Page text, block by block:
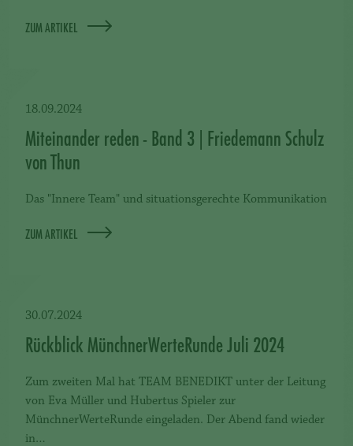
ZUM ARTIKEL
Miteinander reden - Band 3 | Friedemann Schulz
von Thun
Das "Innere Team" und situationsgerechte Kommunikation
ZUM ARTIKEL
18.09.2024
Rückblick MünchnerWerteRunde Juli 2024
Zum zweiten Mal hat TEAM BENEDIKT unter der Leitung
von Eva Müller und Hubertus Spieler zur
MünchnerWerteRunde eingeladen. Der Abend fand wieder
in…
30.07.2024